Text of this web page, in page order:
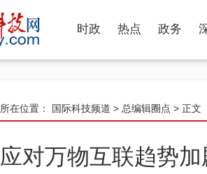
时政 热点 政务
所在位置： 国际科技频道 > 总编辑圈点 > 正文
应对万物互联趋势